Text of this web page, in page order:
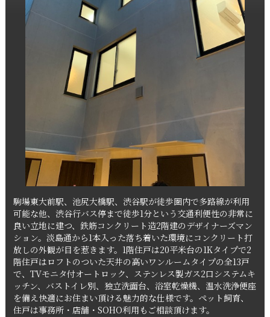
駒場東大前駅、池尻大橋駅、渋谷駅が徒歩圏内で多路線が利用
可能な他、渋谷行バス停まで徒歩1分という交通利便性の非常に
良い立地に建つ、鉄筋コンクリート造2階建のデザイナーズマン
ション。淡島通から1本入った落ち着いた環境にコンクリート打
放しの外観が目を惹きます。1階住戸は20平米台の1Kタイプで2
階住戸はロフトのついた天井の高いワンルームタイプの全13戸
で、TVモニタ付オートロック、ステンレス製ガス2口システムキ
ッチン、バストイレ別、独立洗面台、浴室乾燥機、温水洗浄便座
を備え快適にお住まい頂ける魅力的な仕様です。ペット飼育、
住戸は事務所・店舗・SOHO利用もご相談頂けます。